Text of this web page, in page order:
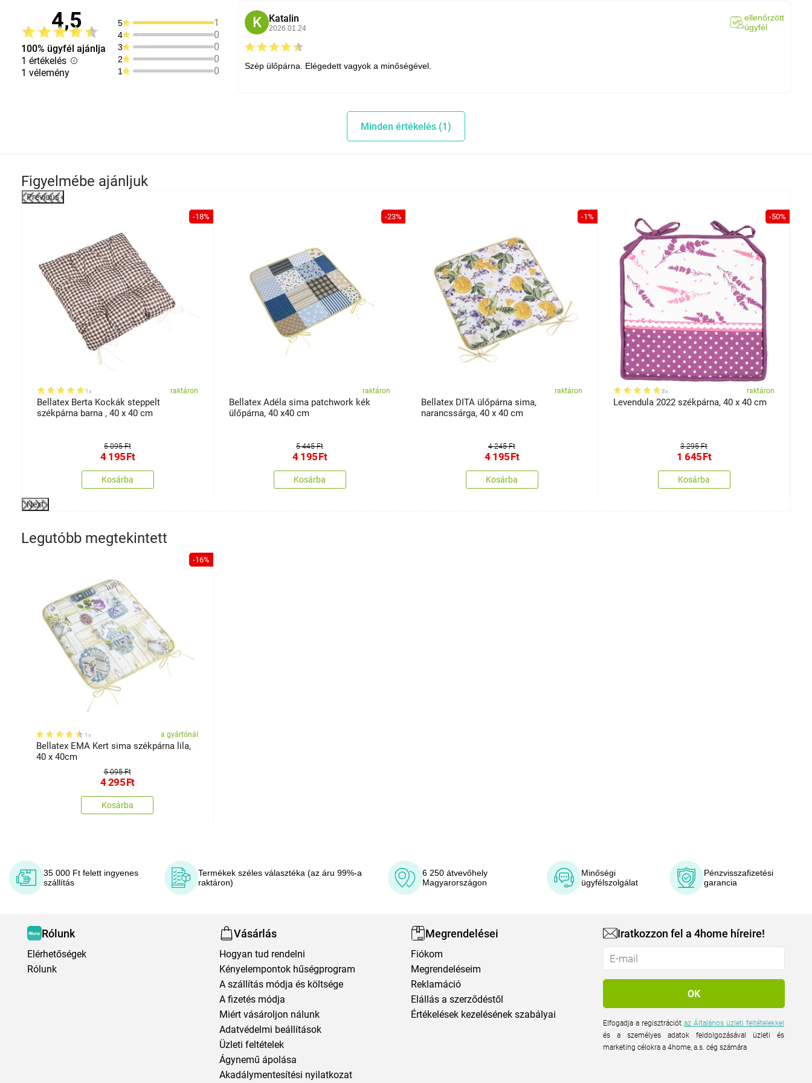
4,5
100% ügyfél ajánlja
1 értékelés
1 vélemény
5 1
4 0
3 0
2 0
1 0
K Katalin
2026.01.24
ellenőrzött
ügyfél
Szép ülőpárna. Elégedett vagyok a minőségével.
Minden értékelés (1)
Figyelmébe ajánljuk
Previous
-18%
1x raktáron
Bellatex Berta Kockák steppelt
székpárna barna , 40 x 40 cm
5 095 Ft
4 195Ft
Kosárba
-23%
raktáron
Bellatex Adéla sima patchwork kék
ülőpárna, 40 x40 cm
5 445 Ft
4 195Ft
Kosárba
-1%
raktáron
Bellatex DITA ülőpárna sima,
narancssárga, 40 x 40 cm
4 245 Ft
4 195Ft
Kosárba
-50%
8x raktáron
Levendula 2022 székpárna, 40 x 40 cm
3 295 Ft
1 645Ft
Kosárba
Next
Legutóbb megtekintett
-16%
1x a gyártónál
Bellatex EMA Kert sima székpárna lila,
40 x 40cm
5 095 Ft
4 295Ft
Kosárba
35 000 Ft felett ingyenes
szállítás
Termékek széles választéka (az áru 99%-a
raktáron)
6 250 átvevőhely
Magyarországon
Minőségi
ügyfélszolgálat
Pénzvisszafizetési
garancia
Rólunk
Elérhetőségek
Rólunk
Vásárlás
Hogyan tud rendelni
Kényelempontok hűségprogram
A szállítás módja és költsége
A fizetés módja
Miért vásároljon nálunk
Adatvédelmi beállítások
Üzleti feltételek
Ágynemű ápolása
Akadálymentesítési nyilatkozat
Megrendelései
Fiókom
Megrendeléseim
Reklamáció
Elállás a szerződéstől
Értékelések kezelésének szabályai
Iratkozzon fel a 4home híreire!
Elfogadja a regisztrációtaz Általános üzleti feltételekkel
és a személyes adatok feldolgozásával üzleti és
marketing célokra a 4home, a.s. cég számára